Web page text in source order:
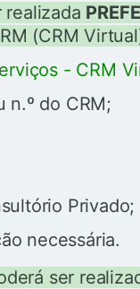
realizada
(CRM
- CRM
n.º do CRM;
Privado;
necessária.
ser